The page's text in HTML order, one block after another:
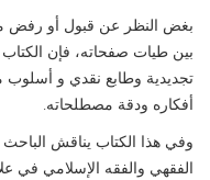
بغض النظر عن قبول أو رفض
بين طيات صفحاته، فإن الكتاب
تجديدية وطابع نقدي و
أفكاره ودقة مصطلحاته.
وفي هذا الكتاب يناقش الباحث
الفقهي والفقه الإسلامي في